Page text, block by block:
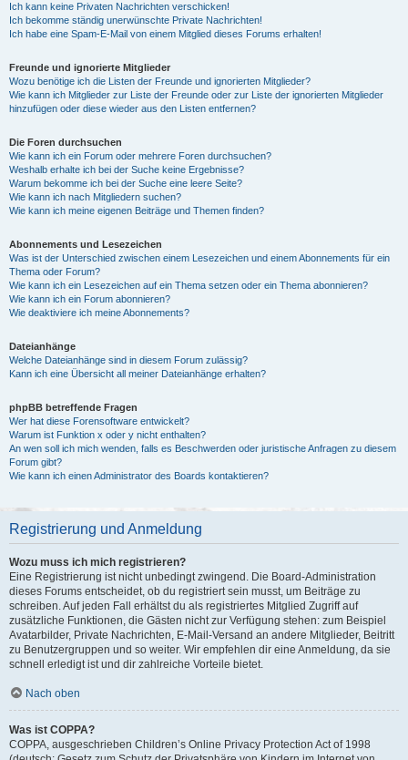
Ich kann keine Privaten Nachrichten verschicken!
Ich bekomme ständig unerwünschte Private Nachrichten!
Ich habe eine Spam-E-Mail von einem Mitglied dieses Forums erhalten!
Freunde und ignorierte Mitglieder
Wozu benötige ich die Listen der Freunde und ignorierten Mitglieder?
Wie kann ich Mitglieder zur Liste der Freunde oder zur Liste der ignorierten Mitglieder
hinzufügen oder diese wieder aus den Listen entfernen?
Die Foren durchsuchen
Wie kann ich ein Forum oder mehrere Foren durchsuchen?
Weshalb erhalte ich bei der Suche keine Ergebnisse?
Warum bekomme ich bei der Suche eine leere Seite?
Wie kann ich nach Mitgliedern suchen?
Wie kann ich meine eigenen Beiträge und Themen finden?
Abonnements und Lesezeichen
Was ist der Unterschied zwischen einem Lesezeichen und einem Abonnements für ein
Thema oder Forum?
Wie kann ich ein Lesezeichen auf ein Thema setzen oder ein Thema abonnieren?
Wie kann ich ein Forum abonnieren?
Wie deaktiviere ich meine Abonnements?
Dateianhänge
Welche Dateianhänge sind in diesem Forum zulässig?
Kann ich eine Übersicht all meiner Dateianhänge erhalten?
phpBB betreffende Fragen
Wer hat diese Forensoftware entwickelt?
Warum ist Funktion x oder y nicht enthalten?
An wen soll ich mich wenden, falls es Beschwerden oder juristische Anfragen zu diesem
Forum gibt?
Wie kann ich einen Administrator des Boards kontaktieren?
Registrierung und Anmeldung
Wozu muss ich mich registrieren?
Eine Registrierung ist nicht unbedingt zwingend. Die Board-Administration
dieses Forums entscheidet, ob du registriert sein musst, um Beiträge zu
schreiben. Auf jeden Fall erhältst du als registriertes Mitglied Zugriff auf
zusätzliche Funktionen, die Gästen nicht zur Verfügung stehen: zum Beispiel
Avatarbilder, Private Nachrichten, E-Mail-Versand an andere Mitglieder, Beitritt
zu Benutzergruppen und so weiter. Wir empfehlen dir eine Anmeldung, da sie
schnell erledigt ist und dir zahlreiche Vorteile bietet.
Nach oben
Was ist COPPA?
COPPA, ausgeschrieben Children’s Online Privacy Protection Act of 1998